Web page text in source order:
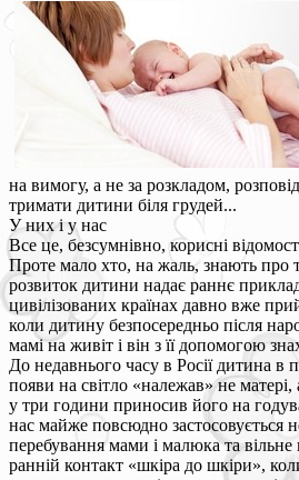
на вимогу, а не за розкладом,
тримати дитини біля грудей...
У них і у нас
Все це, безсумнівно, корисні
Проте мало хто, на жаль, знають про
розвиток дитини надає раннє
цивілізованих країнах давно вже
коли дитину безпосередньо після
мамі на живіт і він з її допомогою
До недавнього часу в Росії дитина в
появи на світло «належав» не
у три години приносив його на
нас майже повсюдно застосовується
перебування мами і малюка та вільне
ранній контакт «шкіра до шкіри»,